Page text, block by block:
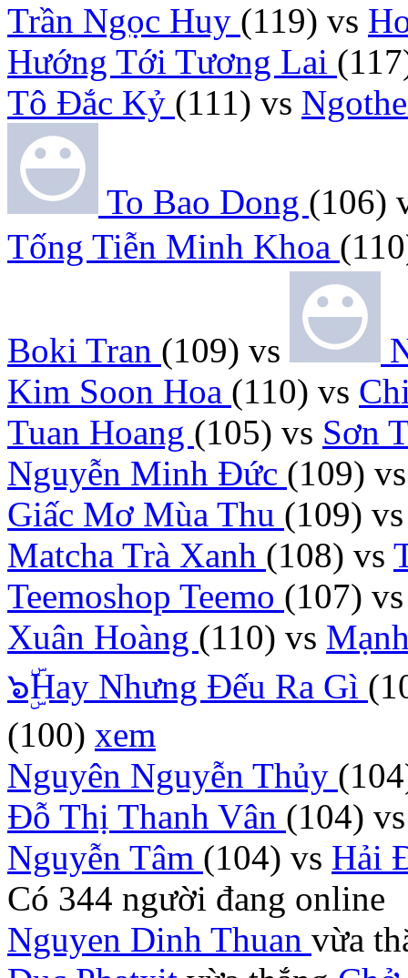
Trần Ngọc Huy (119) vs
Hướng Tới Tương Lai
Tô Đắc Kỷ (111) vs
To Bao Dong (106)
Tống Tiễn Minh Khoa
Boki Tran (109) vs
Kim Soon Hoa (110) vs
Tuan Hoang (105) vs Sơn
Nguyễn Minh Đức (109)
Giấc Mơ Mùa Thu (109)
Matcha Trà Xanh (108) vs
Teemoshop Teemo (107)
Xuân Hoàng (110) vs
๖ۣۜHay Nhưng Đếu Ra Gì
(100) xem
Nguyên Nguyễn Thủy
Đỗ Thị Thanh Vân (104)
Nguyễn Tâm (104) vs Hải
Có 344 người đang online
Nguyen Dinh Thuan vừa